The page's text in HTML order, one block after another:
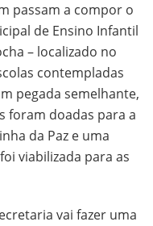
passam a compor o
de Ensino Infantil
– localizado no
contempladas
pegada semelhante,
foram doadas para a
da Paz e uma
viabilizada para as
vai fazer uma